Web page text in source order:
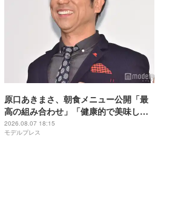
原口あきまさ、朝食メニュー公開「最
高の組み合わせ」「健康的で美味しそ
う」の声
2026.08.07 18:15
モデルプレス